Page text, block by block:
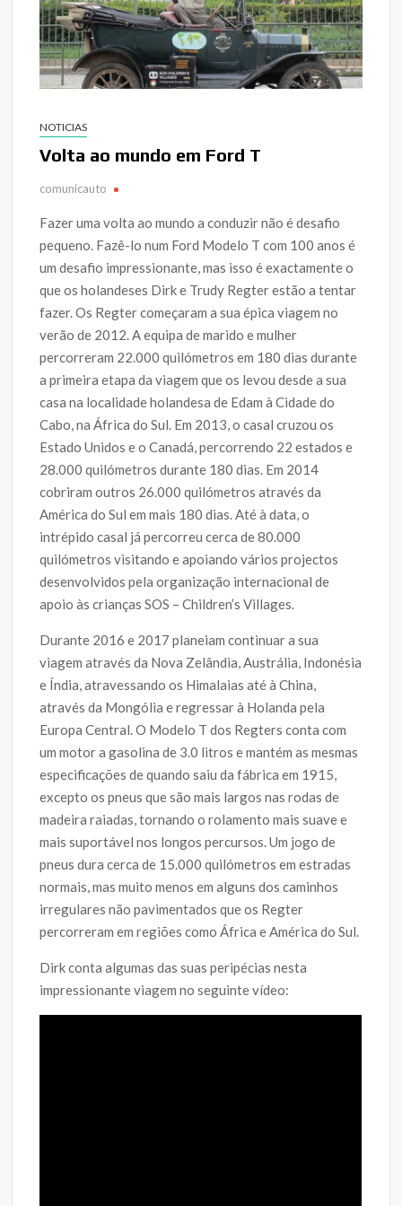
NOTICIAS
Volta ao mundo em Ford T
comunicauto
Fazer uma volta ao mundo a conduzir não é desafio
pequeno. Fazê-lo num Ford Modelo T com 100 anos é
um desafio impressionante, mas isso é exactamente o
que os holandeses Dirk e Trudy Regter estão a tentar
fazer. Os Regter começaram a sua épica viagem no
verão de 2012. A equipa de marido e mulher
percorreram 22.000 quilómetros em 180 dias durante
a primeira etapa da viagem que os levou desde a sua
casa na localidade holandesa de Edam à Cidade do
Cabo, na África do Sul. Em 2013, o casal cruzou os
Estado Unidos e o Canadá, percorrendo 22 estados e
28.000 quilómetros durante 180 dias. Em 2014
cobriram outros 26.000 quilómetros através da
América do Sul em mais 180 dias. Até à data, o
intrépido casal já percorreu cerca de 80.000
quilómetros visitando e apoiando vários projectos
desenvolvidos pela organização internacional de
apoio às crianças SOS – Children’s Villages.
Durante 2016 e 2017 planeiam continuar a sua
viagem através da Nova Zelândia, Austrália, Indonésia
e Índia, atravessando os Himalaias até à China,
através da Mongólia e regressar à Holanda pela
Europa Central. O Modelo T dos Regters conta com
um motor a gasolina de 3.0 litros e mantém as mesmas
especificações de quando saiu da fábrica em 1915,
excepto os pneus que são mais largos nas rodas de
madeira raiadas, tornando o rolamento mais suave e
mais suportável nos longos percursos. Um jogo de
pneus dura cerca de 15.000 quilómetros em estradas
normais, mas muito menos em alguns dos caminhos
irregulares não pavimentados que os Regter
percorreram em regiões como África e América do Sul.
Dirk conta algumas das suas peripécias nesta
impressionante viagem no seguinte vídeo: